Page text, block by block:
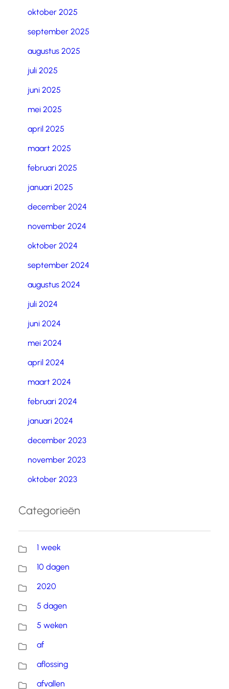
oktober 2025
september 2025
augustus 2025
juli 2025
juni 2025
mei 2025
april 2025
maart 2025
februari 2025
januari 2025
december 2024
november 2024
oktober 2024
september 2024
augustus 2024
juli 2024
juni 2024
mei 2024
april 2024
maart 2024
februari 2024
januari 2024
december 2023
november 2023
oktober 2023
Categorieën
1 week
10 dagen
2020
5 dagen
5 weken
af
aflossing
afvallen